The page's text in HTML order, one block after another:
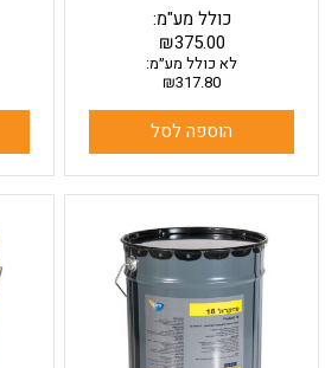
₪375.00
כולל מע"מ:
לא כולל מע״מ:
₪317.80
הוספה לסל